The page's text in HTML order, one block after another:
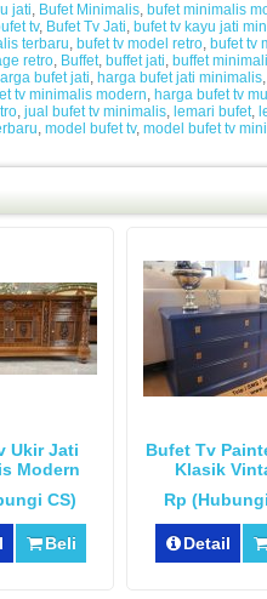
jati, Bufet Minimalis, bufet minimalis
tv, Bufet Tv Jati, bufet tv kayu jati
terbaru, bufet tv model retro, bufet tv
retro, Buffet, buffet jati, buffet
bufet jati, harga bufet jati minimalis,
tv minimalis modern, harga bufet tv
, jual bufet tv minimalis, lemari bufet,
, model bufet tv, model bufet tv
Ukir Jati
Modern
CS)
Beli
Bufet Tv
Klasik
Rp
Detail